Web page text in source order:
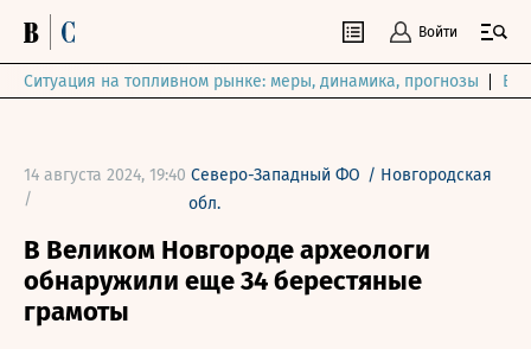
Войти
Ситуация на топливном рынке: меры, динамика, прогнозы
14 августа 2024, 19:40
/
Северо-Западный ФО / Новгородская
обл.
В Великом Новгороде археологи
обнаружили еще 34 берестяные
грамоты